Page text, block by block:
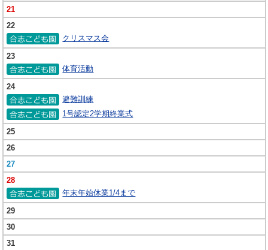
21
22
クリスマス会
23
体育活動
24
避難訓練
1号認定2学期終業式
25
26
27
28
年末年始休業1/4まで
29
30
31